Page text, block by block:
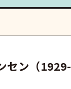
セン（1929-